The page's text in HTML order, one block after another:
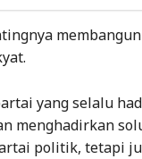
yang selalu
menghadirkan
politik, tetapi